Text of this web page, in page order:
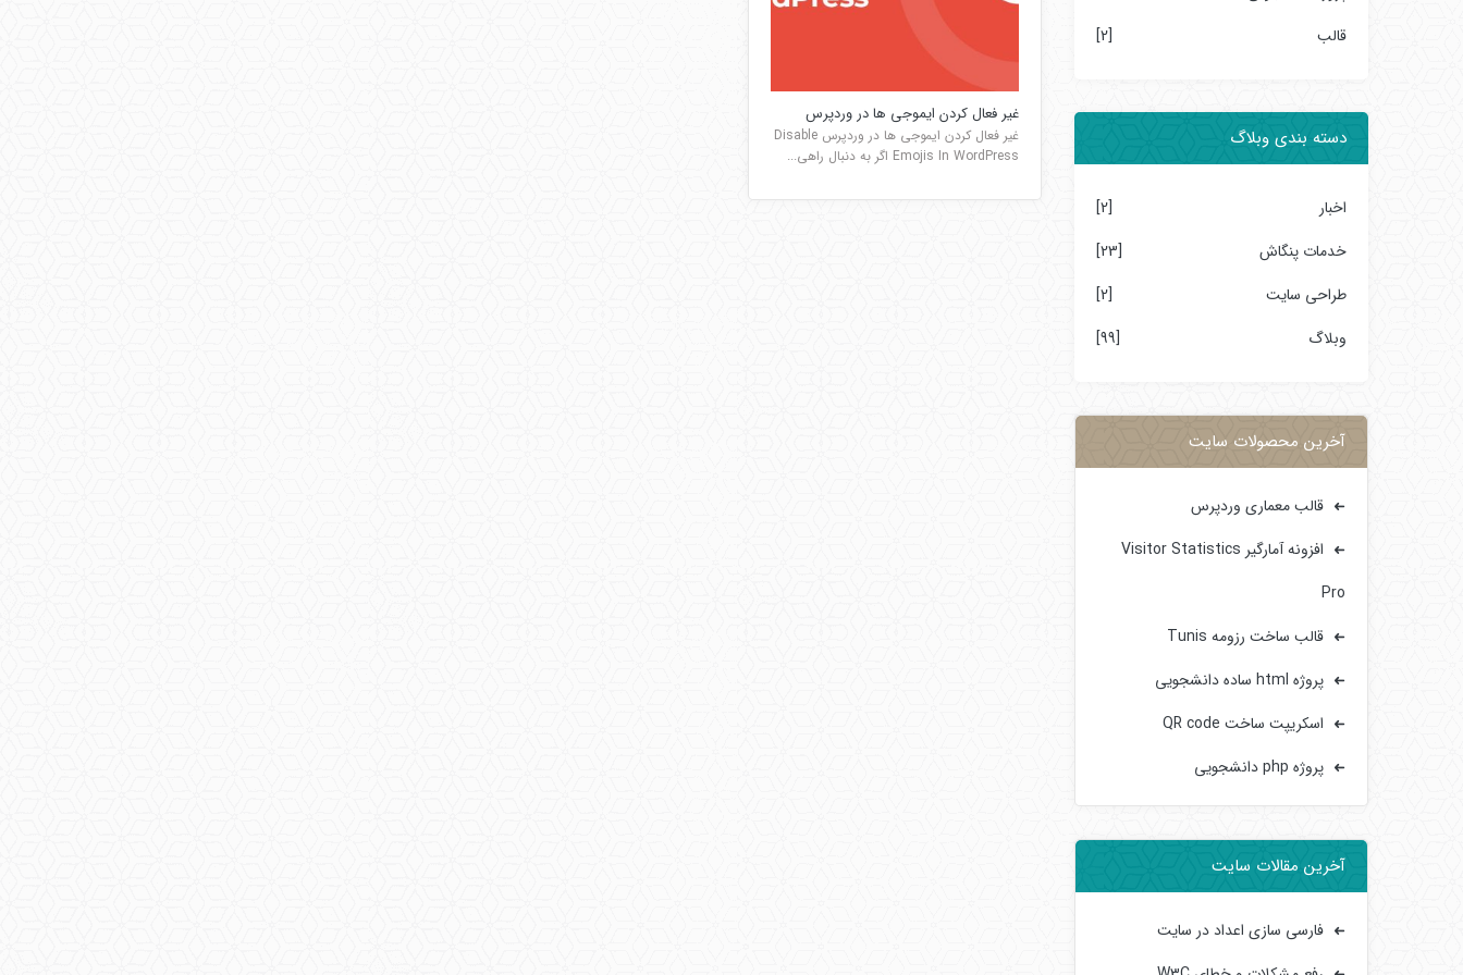
قالب
[2]
دسته بندی وبلاگ
اخبار
[2]
خدمات پنگاش
[23]
طراحی سایت
[2]
وبلاگ
[99]
آخرین محصولات سایت
قالب معماری وردپرس
افزونه آمارگیر Visitor Statistics
Pro
قالب ساخت رزومه Tunis
پروژه html ساده دانشجویی
اسکریپت ساخت QR code
پروژه php دانشجویی
آخرین مقالات سایت
فارسی سازی اعداد در سایت
غیر فعال کردن ایموجی ها در وردپرس
غیر فعال کردن ایموجی ها در وردپرس Disable
Emojis In WordPress اگر به دنبال راهی...